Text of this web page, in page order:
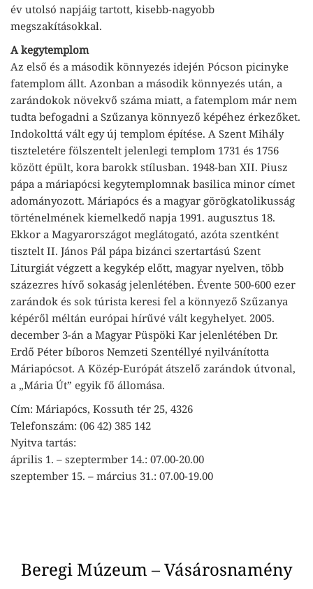
év utolsó napjáig tartott, kisebb-nagyobb
megszakításokkal.
A kegytemplom
Az első és a második könnyezés idején Pócson picinyke
fatemplom állt. Azonban a második könnyezés után, a
zarándokok növekvő száma miatt, a fatemplom már nem
tudta befogadni a Szűzanya könnyező képéhez érkezőket.
Indokolttá vált egy új templom építése. A Szent Mihály
tiszteletére fölszentelt jelenlegi templom 1731 és 1756
között épült, kora barokk stílusban. 1948-ban XII. Piusz
pápa a máriapócsi kegytemplomnak basilica minor címet
adományozott. Máriapócs és a magyar görögkatolikusság
történelmének kiemelkedő napja 1991. augusztus 18.
Ekkor a Magyarországot meglátogató, azóta szentként
tisztelt II. János Pál pápa bizánci szertartású Szent
Liturgiát végzett a kegykép előtt, magyar nyelven, több
százezres hívő sokaság jelenlétében. Évente 500-600 ezer
zarándok és sok túrista keresi fel a könnyező Szűzanya
képéről méltán európai hírűvé vált kegyhelyet. 2005.
december 3-án a Magyar Püspöki Kar jelenlétében Dr.
Erdő Péter bíboros Nemzeti Szentéllyé nyilvánította
Máriapócsot. A Közép-Európát átszelő zarándok útvonal,
a „Mária Út” egyik fő állomása.
Cím: Máriapócs, Kossuth tér 25, 4326
Telefonszám: (06 42) 385 142
Nyitva tartás:
április 1. – szeptermber 14.: 07.00-20.00
szeptember 15. – március 31.: 07.00-19.00
Beregi Múzeum – Vásárosnamény